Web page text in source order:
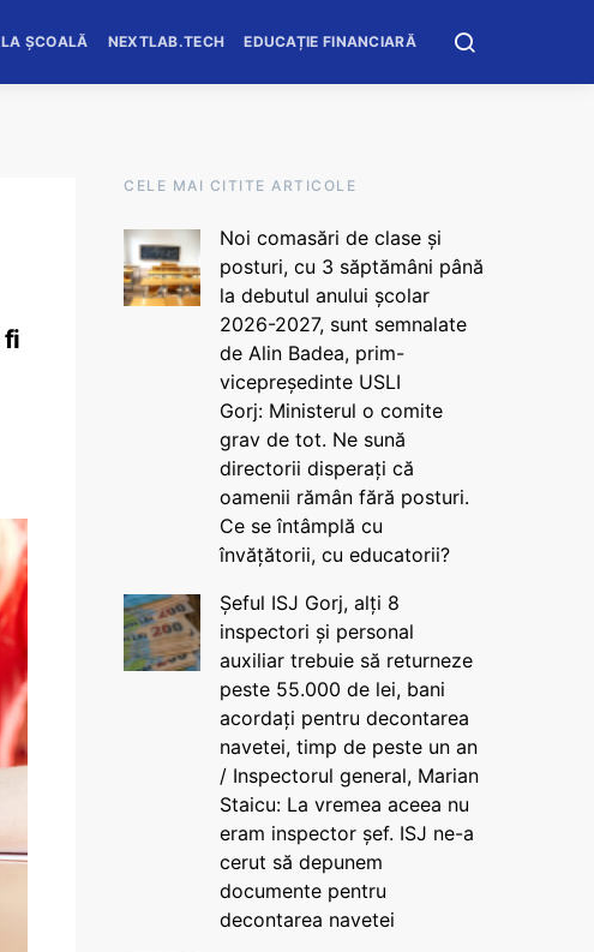
ȘCOALĂ NEXTLAB.TECH EDUCAȚIE FINANCIARĂ
fi
CELE MAI CITITE ARTICOLE
Noi comasări de clase și
posturi, cu 3 săptămâni până
la debutul anului școlar
2026-2027, sunt semnalate
de Alin Badea, prim-
vicepreședinte USLI
Gorj: Ministerul o comite
grav de tot. Ne sună
directorii disperați că
oamenii rămân fără posturi.
Ce se întâmplă cu
învățătorii, cu educatorii?
Șeful ISJ Gorj, alți 8
inspectori și personal
auxiliar trebuie să returneze
peste 55.000 de lei, bani
acordați pentru decontarea
navetei, timp de peste un an
/ Inspectorul general, Marian
Staicu: La vremea aceea nu
eram inspector șef. ISJ ne-a
cerut să depunem
documente pentru
decontarea navetei